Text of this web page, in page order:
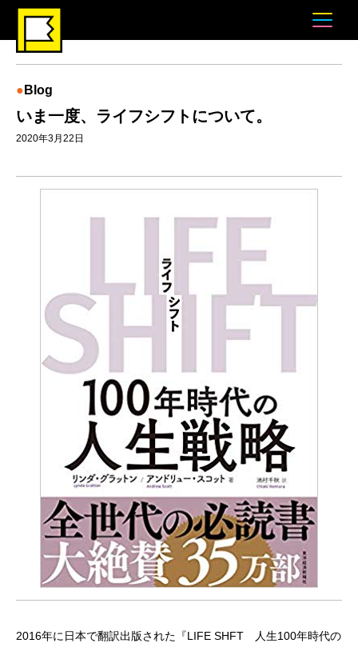
Blog
いま一度、ライフシフトについて。
2020年3月22日
2016年に日本で翻訳出版された『LIFE SHFT 人生100年時代の